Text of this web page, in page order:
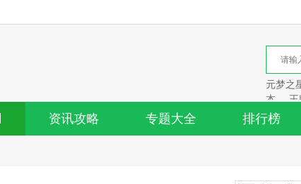
元梦之
本
资讯攻略 专题大全 排行榜